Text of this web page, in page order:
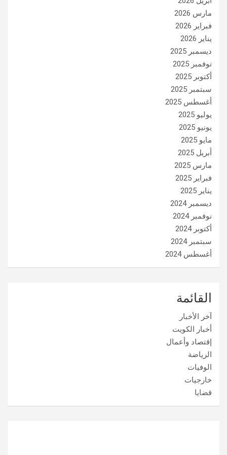
مارس 2026
فبراير 2026
يناير 2026
ديسمبر 2025
نوفمبر 2025
أكتوبر 2025
سبتمبر 2025
أغسطس 2025
يوليو 2025
يونيو 2025
مايو 2025
أبريل 2025
مارس 2025
فبراير 2025
يناير 2025
ديسمبر 2024
نوفمبر 2024
أكتوبر 2024
سبتمبر 2024
أغسطس 2024
القائمة
آخر الأخبار
أخبار الكويت
إقتصاد وأعمال
الرياضة
الوفيات
خارجيات
قضايا